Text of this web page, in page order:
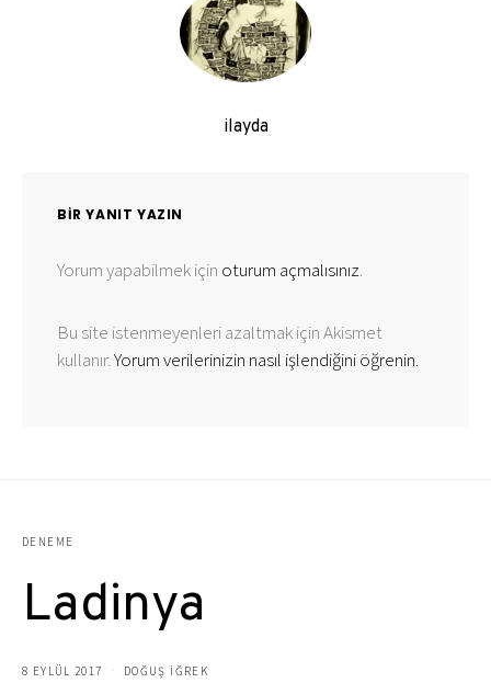
ilayda
BIR YANIT YAZIN
Yorum yapabilmek için oturum açmalısınız.
Bu site istenmeyenleri azaltmak için Akismet
kullanır.Yorum verilerinizin nasıl işlendiğini öğrenin.
DENEME
Ladinya
8 EYLÜL 2017 DOĞUŞ İĞREK